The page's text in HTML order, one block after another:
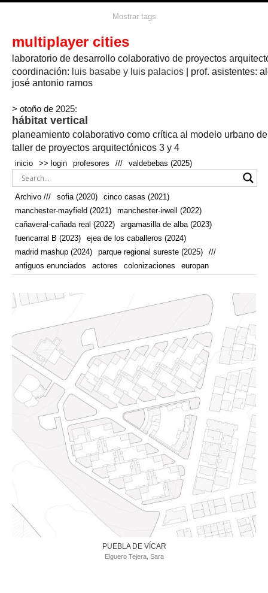
agricultura agricultura circular
arquitectura textil arte artesanía
bicicletas biodiversidad biorrefinería biotecnología bloque lineal
bodega bosque botánica caminos camping campo
cañada
real
canal cañaveral
real
cocina colaboración
autonoma
conectar
cooperativa crecimiento cueva cultivo cultivos deporte
don
quijote
ecosistema ejea de los caballeros
renovables
enterrado espacio social espacio verde
estructura europan fauna
fernández del amo festival fiesta flexibilidad fotomontaje
fuencarral b gastronomía geologia
geometrización curvas de
nivel
grúas habitar habitat hábitat hotel
infraestructura inmigración instalaciones invernadero
laguna línea del tiempo lineal longitudinal
manchester mapeo marihuana mayfield
mercado
modular modulo módulo
naturaleza nucleos olivos paisaje
paneles solares parking pasarelas
plantas plegable private producción
productivo protección de los ecosistemas
pueblo de
colonización
rave recorrido regadío
regeneración
remolacha
retiro rio ruina ruinas sistema social
sociedad
sombra
sostenibilidad sota tecnología tejido
telas
temporalidad
temporeros territorio tiempo tierra torre
torres trabajo trama urbana transporte turismo urbanismo
vegetación vegetacion vertedero viñedos vino visión
vivienda vivienda adosada vivienda en
vivienda minima vivienda social vivienda temporal
Mostrar tags
multiplayer cities
laboratorio de desarrollo colaborativo de proyectos
coordinación: luis basabe y luis palacios | prof. asistentes:
josé antonio ramos
> otoño de 2025:
hábitat vertical
planeamiento colaborativo como crítica al modelo urbano
taller de proyectos arquitectónicos 3 y 4
inicio >> login profesores /// valdebebas (2025)
Archivo /// sofia (2020)
cinco casas (2021)
manchester-mayfield (2021)
manchester-irwell (2022)
cañaveral-cañada real (2022)
argamasilla de alba (2023)
fuencarral B (2023)
ejea de los caballeros (2024)
madrid mashup (2024)
parque regional sureste (2025)
///
antiguos enunciados
actores colonizaciones europan
PUEBLA DE VÍCAR
Elguero Tejera, Sara